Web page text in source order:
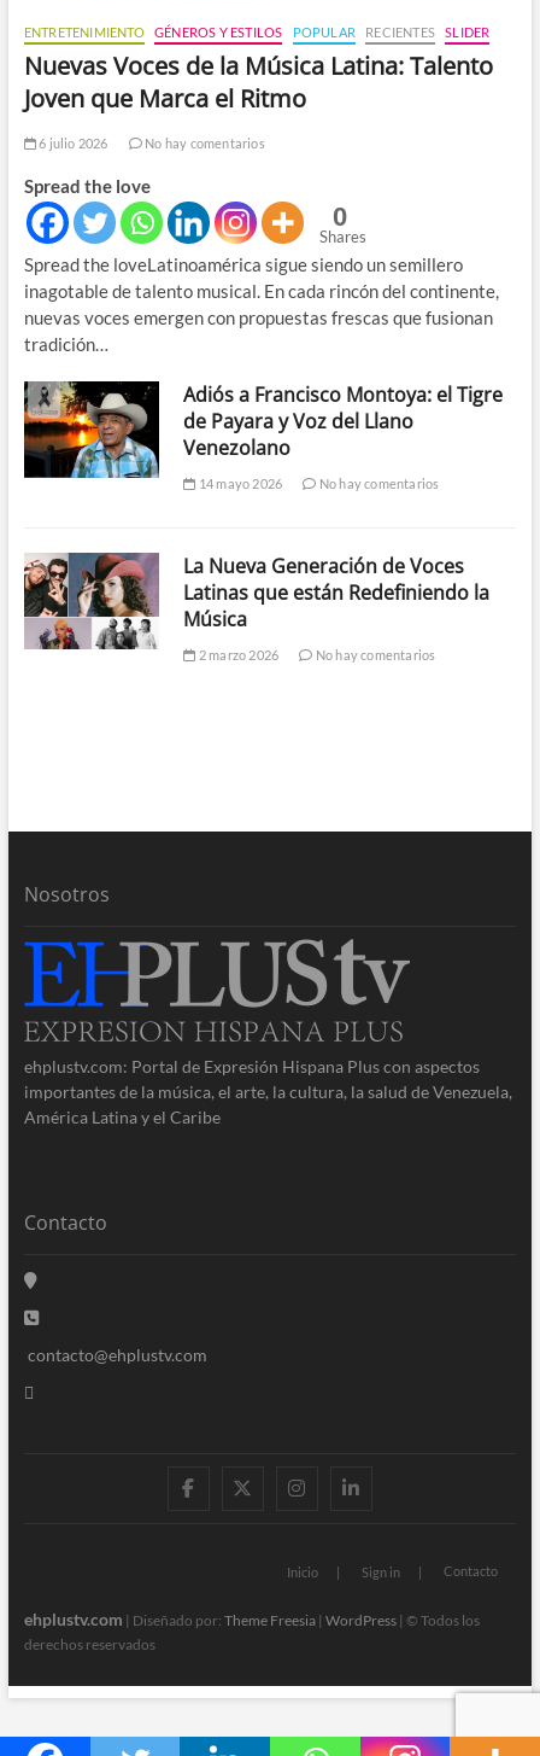
ENTRETENIMIENTO GÉNEROS Y ESTILOS POPULAR RECIENTES SLIDER
Nuevas Voces de la Música Latina: Talento
Joven que Marca el Ritmo
6 julio 2026 No hay comentarios
Spread the love
0
Shares
Spread the loveLatinoamérica sigue siendo un semillero
inagotable de talento musical. En cada rincón del continente,
nuevas voces emergen con propuestas frescas que fusionan
tradición…
Adiós a Francisco Montoya: el Tigre
de Payara y Voz del Llano
Venezolano
14 mayo 2026 No hay comentarios
La Nueva Generación de Voces
Latinas que están Redefiniendo la
Música
2 marzo 2026 No hay comentarios
Nosotros
ehplustv.com: Portal de Expresión Hispana Plus con aspectos
importantes de la música, el arte, la cultura, la salud de Venezuela,
América Latina y el Caribe
Contacto
contacto@ehplustv.com
facebooktwitterinstagram
linkedin
Inicio Sign in Contacto
ehplustv.com | Diseñado por: Theme Freesia| WordPress| © Todos los
derechos reservados